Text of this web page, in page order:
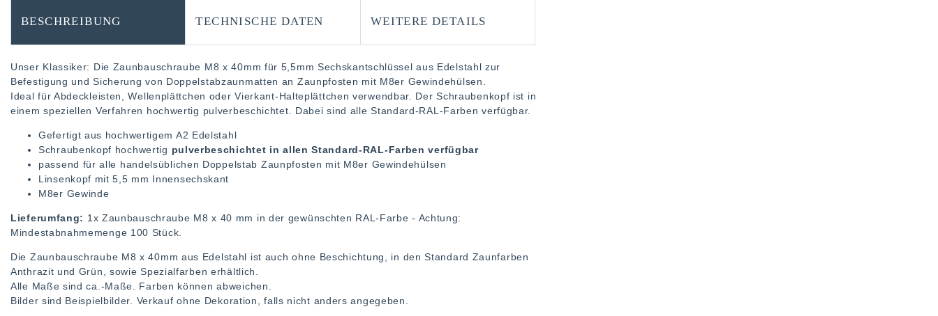
BESCHREIBUNG TECHNISCHE DATEN WEITERE DETAILS
Unser Klassiker: Die Zaunbauschraube M8 x 40mm für 5,5mm Sechskantschlüssel aus Edelstahl zur
Befestigung und Sicherung von Doppelstabzaunmatten an Zaunpfosten mit M8er Gewindehülsen.
Ideal für Abdeckleisten, Wellenplättchen oder Vierkant-Halteplättchen verwendbar. Der Schraubenkopf ist in
einem speziellen Verfahren hochwertig pulverbeschichtet. Dabei sind alle Standard-RAL-Farben verfügbar.
Gefertigt aus hochwertigem A2 Edelstahl
Schraubenkopf hochwertig pulverbeschichtet in allen Standard-RAL-Farben verfügbar
passend für alle handelsüblichen Doppelstab Zaunpfosten mit M8er Gewindehülsen
Linsenkopf mit 5,5 mm Innensechskant
M8er Gewinde
Lieferumfang: 1x Zaunbauschraube M8 x 40 mm in der gewünschten RAL-Farbe - Achtung:
Mindestabnahmemenge 100 Stück.
Die Zaunbauschraube M8 x 40mm aus Edelstahl ist auch ohne Beschichtung, in den Standard Zaunfarben
Anthrazit und Grün, sowie Spezialfarben erhältlich.
Alle Maße sind ca.-Maße. Farben können abweichen.
Bilder sind Beispielbilder. Verkauf ohne Dekoration, falls nicht anders angegeben.